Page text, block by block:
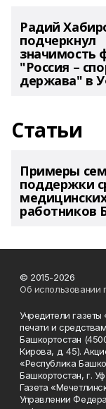
Радий
подчеркнул
значимость
"Россия –
держава" в
Статьи
Примеры
поддержки
работников
© 2015-2026
Об использовании
Учредители
печати и
Башкортостан
Кирова, д. 45).
«Республика
Башкортостан, г.
Газета
Управлении